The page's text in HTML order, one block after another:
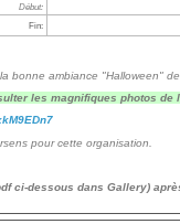
Début:
Fin:
bonne ambiance "Halloween"
les magnifiques photos
pour cette organisation.
ci-dessous dans Gallery)